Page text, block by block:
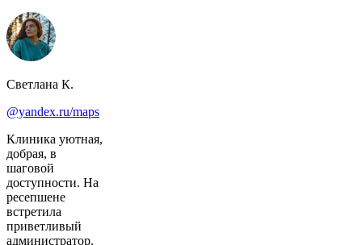
Светлана К.
@yandex.ru/maps
Клиника уютная,
добрая, в
шаговой
доступности. На
ресепшене
встретила
приветливый
администратор.